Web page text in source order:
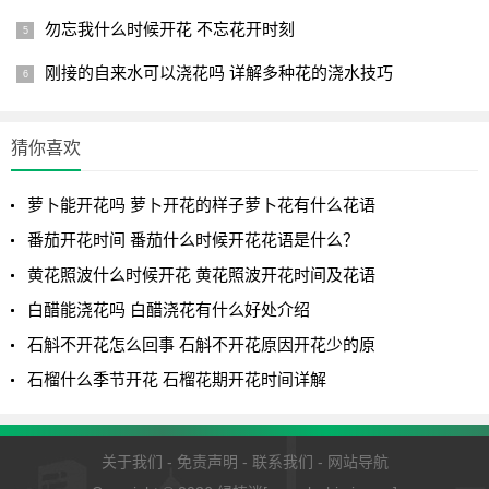
1cm深度。操作后悬挂植株通风2小时，待笼口完全干燥再放
病害预防措施
积水超过3天易滋生蚊虫，可放入2-3条捕食螨进行生物防
治。每月用棉签蘸取稀释的印楝素（1:500）擦拭笼口，有效
预防真菌感染。
笼可维持最佳状态。切记每个笼子都是独立消化系统，保持
其自然生态平衡才是养护核心。
勿忘我什么时候开花 不忘花开时刻
刚接的自来水可以浇花吗 详解多种花的浇水技巧
猜你喜欢
萝卜能开花吗 萝卜开花的样子萝卜花有什么花语
番茄开花时间 番茄什么时候开花花语是什么？
黄花照波什么时候开花 黄花照波开花时间及花语
白醋能浇花吗 白醋浇花有什么好处介绍
石斛不开花怎么回事 石斛不开花原因开花少的原
石榴什么季节开花 石榴花期开花时间详解
关于我们 - 免责声明 - 联系我们 - 网站导航